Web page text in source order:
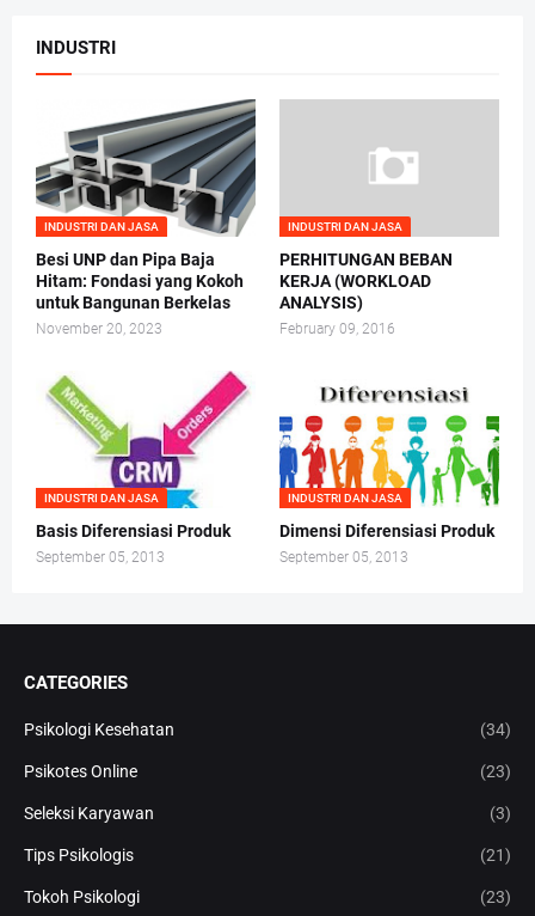
INDUSTRI
INDUSTRI DAN JASA
Besi UNP dan Pipa Baja
Hitam: Fondasi yang Kokoh
untuk Bangunan Berkelas
November 20, 2023
INDUSTRI DAN JASA
PERHITUNGAN BEBAN
KERJA (WORKLOAD
ANALYSIS)
February 09, 2016
INDUSTRI DAN JASA
Basis Diferensiasi Produk
September 05, 2013
INDUSTRI DAN JASA
Dimensi Diferensiasi Produk
September 05, 2013
CATEGORIES
Psikologi Kesehatan (34)
Psikotes Online (23)
Seleksi Karyawan (3)
Tips Psikologis (21)
Tokoh Psikologi (23)